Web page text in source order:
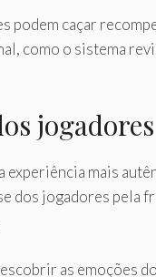
caçar
como o sistema
jogadores
mais
dos jogadores pela
as emoções